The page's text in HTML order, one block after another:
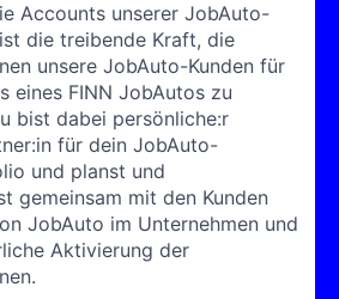
Accounts unserer JobAuto-
die treibende Kraft, die
unsere JobAuto-Kunden für
eines FINN JobAutos zu
bist dabei persönliche:r
für dein JobAuto-
und planst und
gemeinsam mit den Kunden
JobAuto im Unternehmen und
Aktivierung der